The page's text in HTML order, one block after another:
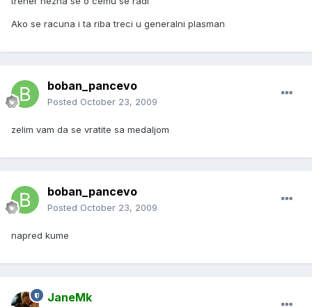
Ako se racuna i ta riba treci u generalni plasman
boban_pancevo
Posted October 23, 2009
zelim vam da se vratite sa medaljom
boban_pancevo
Posted October 23, 2009
napred kume
JaneMk